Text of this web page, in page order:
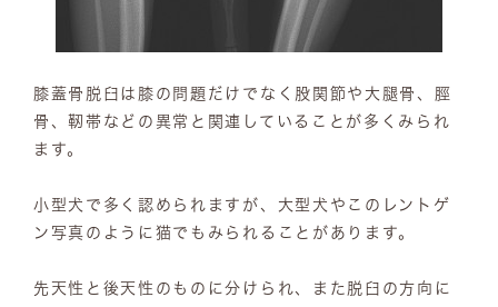
膝蓋骨脱臼は膝の問題だけでなく股関節や大腿骨、脛
骨、靭帯などの異常と関連していることが多くみられ
ます。
小型犬で多く認められますが、大型犬やこのレントゲ
ン写真のように猫でもみられることがあります。
先天性と後天性のものに分けられ、また脱臼の方向に